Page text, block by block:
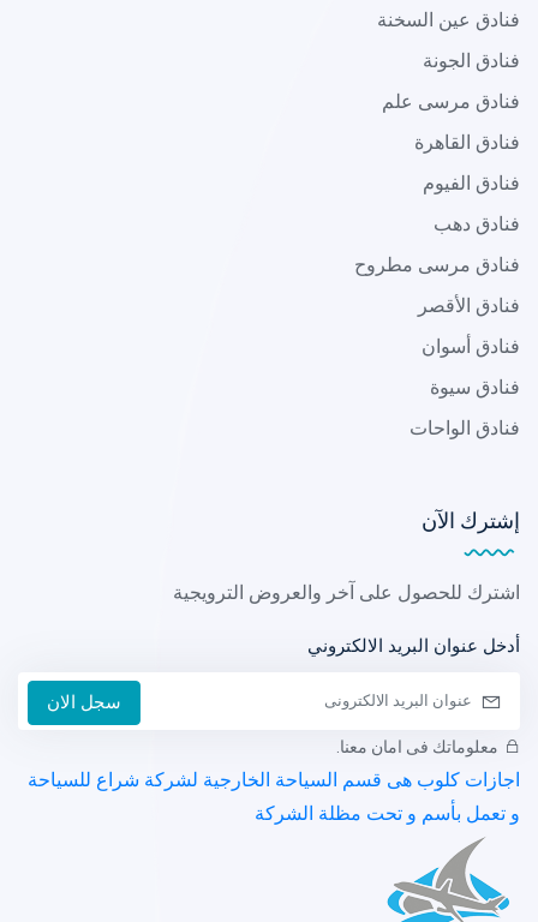
فنادق عين السخنة
فنادق الجونة
فنادق مرسى علم
فنادق القاهرة
فنادق الفيوم
فنادق دهب
فنادق مرسى مطروح
فنادق الأقصر
فنادق أسوان
فنادق سيوة
فنادق الواحات
إشترك الآن
اشترك للحصول على آخر والعروض الترويجية
أدخل عنوان البريد الالكتروني
سجل الان
معلوماتك فى امان معنا.
اجازات كلوب هى قسم السياحة الخارجية لشركة شراع للسياحة
و تعمل بأسم و تحت مظلة الشركة